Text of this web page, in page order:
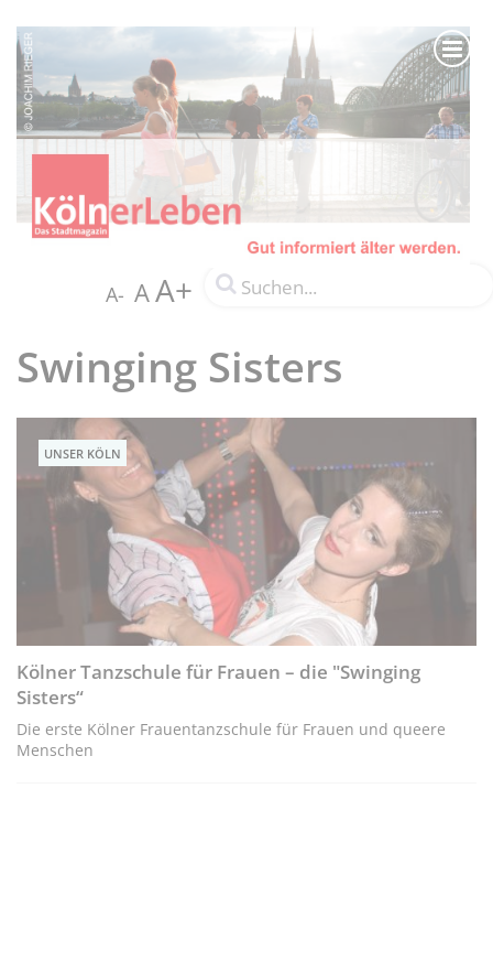
A- AA+
Swinging Sisters
UNSER KÖLN
Kölner Tanzschule für Frauen – die "Swinging
Sisters“
Die erste Kölner Frauentanzschule für Frauen und queere
Menschen